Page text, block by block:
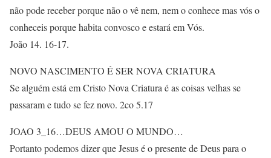
não pode receber porque não o vê nem, nem o conhece mas vós o
conheceis porque habita convosco e estará em Vós.
João 14. 16-17.
NOVO NASCIMENTO É SER NOVA CRIATURA
Se alguém está em Cristo Nova Criatura é as coisas velhas se
passaram e tudo se fez novo. 2co 5.17
JOAO 3_16…DEUS AMOU O MUNDO…
Portanto podemos dizer que Jesus é o presente de Deus para o